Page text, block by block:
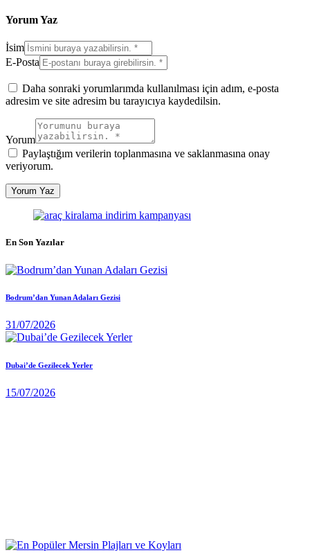
Yorum Yaz
İsim
E-Posta
Daha sonraki yorumlarımda kullanılması için adım, e-posta
adresim ve site adresim bu tarayıcıya kaydedilsin.
Yorum
Paylaştığım verilerin toplanmasına ve saklanmasına onay
veriyorum.
En Son Yazılar
Bodrum’dan Yunan Adaları Gezisi
31/07/2026
Dubai’de Gezilecek Yerler
15/07/2026